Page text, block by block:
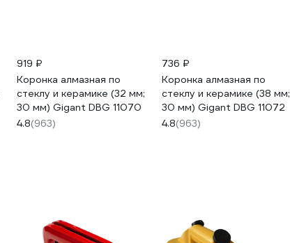
919 ₽
Коронка алмазная по
стеклу и керамике (32 мм;
30 мм) Gigant DBG 11070
4.8(963)
736 ₽
Коронка алмазная по
стеклу и керамике (38 мм;
30 мм) Gigant DBG 11072
4.8(963)